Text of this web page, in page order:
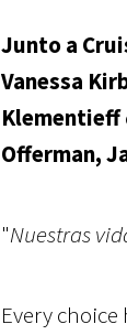
Junto a
Vanessa
Klementieff
Offerman,
"Nuestras
Every choice